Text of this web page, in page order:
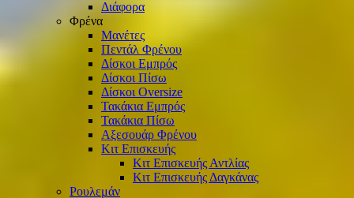
Διάφορα
Φρένα
Μανέτες
Πεντάλ Φρένου
Δίσκοι Εμπρός
Δίσκοι Πίσω
Δίσκοι Oversize
Τακάκια Εμπρός
Τακάκια Πίσω
Αξεσουάρ Φρένου
Κιτ Επισκευής
Κιτ Επισκευής Αντλίας
Κιτ Επισκευής Δαγκάνας
Ρουλεμάν